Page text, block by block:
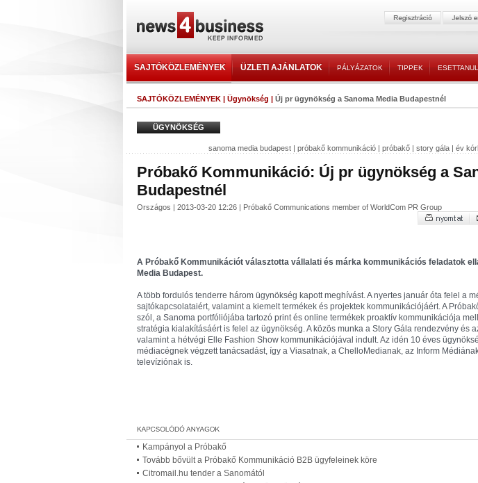
SAJTÓKÖZLEMÉNYEK ÜZLETI AJÁNLATOK PÁLYÁZATOK TIPPEK
SAJTÓKÖZLEMÉNYEK | Ügynökség | Új pr ügynökség a Sanoma Media Budapestnél
ÜGYNÖKSÉG
sanoma media budapest | próbakő kommunikáció | próbakő | story gála | év
Próbakő Kommunikáció: Új pr ügynökség a
Budapestnél
Országos | 2013-03-20 12:26 | Próbakő Communications member of WorldCom PR Group
A Próbakő Kommunikációt választotta vállalati és márka kommunikációs feladatok
Media Budapest.
A több fordulós tenderre három ügynökség kapott meghívást. A nyertes január óta felel a
sajtókapcsolataiért, valamint a kiemelt termékek és projektek kommunikációjáért. A
szól, a Sanoma portfóliójába tartozó print és online termékek proaktív kommunikációja
stratégia kialakításáért is felel az ügynökség. A közös munka a Story Gála rendezvény és
valamint a hétvégi Elle Fashion Show kommunikációjával indult. Az idén 10 éves
médiacégnek végzett tanácsadást, így a Viasatnak, a ChelloMedianak, az Inform
televíziónak is.
Kampányol a Próbakő
Tovább bővült a Próbakő Kommunikáció B2B ügyfeleinek köre
Citromail.hu tender a Sanomától